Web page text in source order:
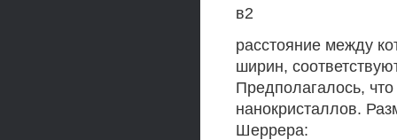
в2
расстояние между
ширин,
Предполагалось,
нанокристаллов.
Шеррера: